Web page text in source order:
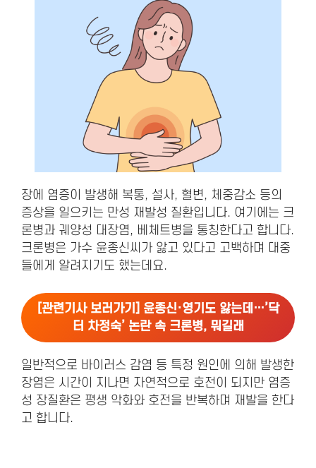
장에 염증이 발생해 복통, 설사, 혈변, 체중감소 등의
증상을 일으키는 만성 재발성 질환입니다. 여기에는 크
론병과 궤양성 대장염, 베체트병을 통칭한다고 합니다.
크론병은 가수 윤종신씨가 앓고 있다고 고백하며 대중
들에게 알려지기도 했는데요.
[관련기사 보러가기] 윤종신·영기도 앓는데…’닥
터 차정숙’ 논란 속 크론병, 뭐길래
일반적으로 바이러스 감염 등 특정 원인에 의해 발생한
장염은 시간이 지나면 자연적으로 호전이 되지만 염증
성 장질환은 평생 악화와 호전을 반복하며 재발을 한다
고 합니다.